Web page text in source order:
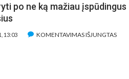
po ne ką mažiau įspūdingus
13:03 KOMENTAVIMAS IŠJUNGTASĮRAŠE